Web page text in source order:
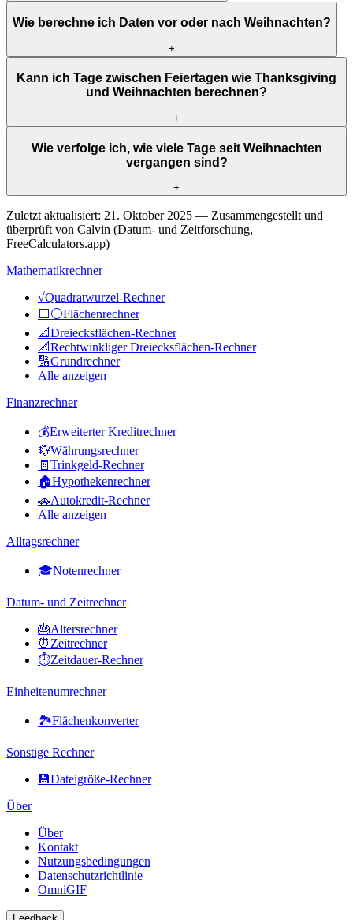
Wie berechne ich Daten vor oder nach Weihnachten?
+
Kann ich Tage zwischen Feiertagen wie Thanksgiving
und Weihnachten berechnen?
+
Wie verfolge ich, wie viele Tage seit Weihnachten
vergangen sind?
+
Zuletzt aktualisiert: 21. Oktober 2025 — Zusammengestellt und
überprüft von Calvin (Datum- und Zeitforschung,
FreeCalculators.app)
Mathematikrechner
√Quadratwurzel-Rechner
⬜⚪Flächenrechner
📐Dreiecksflächen-Rechner
📐Rechtwinkliger Dreiecksflächen-Rechner
🔢Grundrechner
Alle anzeigen
Finanzrechner
💰Erweiterter Kreditrechner
💱Währungsrechner
🧾 Trinkgeld-Rechner
🏠Hypothekenrechner
🚗Autokredit-Rechner
Alle anzeigen
Alltagsrechner
🎓Notenrechner
Datum- und Zeitrechner
🎂Altersrechner
⏰ Zeitrechner
⏱️Zeitdauer-Rechner
Einheitenumrechner
🏞️Flächenkonverter
Sonstige Rechner
💾Dateigröße-Rechner
Über
Über
Kontakt
Nutzungsbedingungen
Datenschutzrichtlinie
OmniGIF